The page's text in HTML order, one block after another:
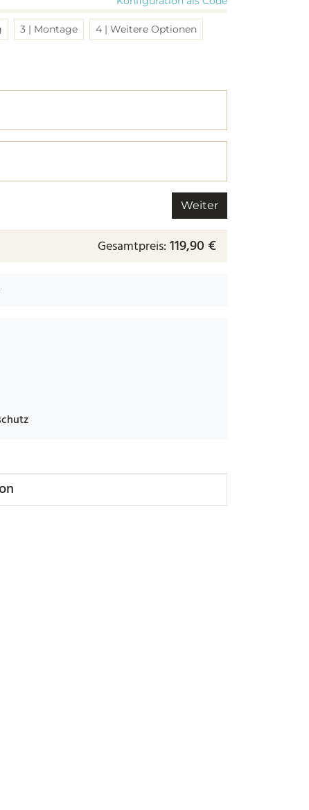
3 | Montage 4 | Weitere Optionen
Weiter
Gesamtpreis: 119,90 €